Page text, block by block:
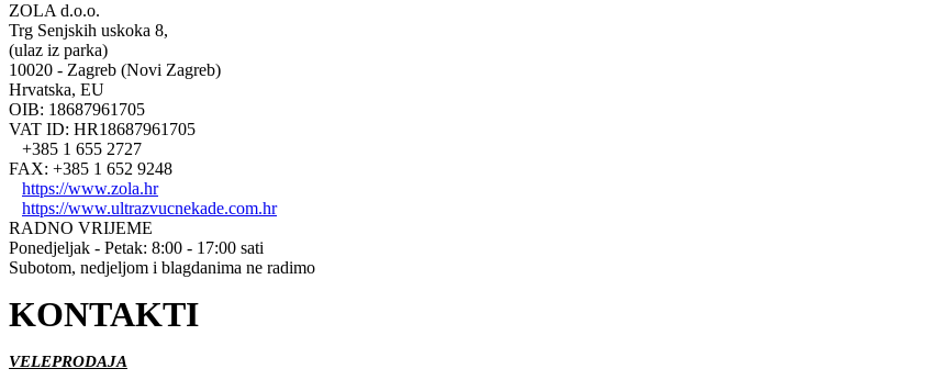
ZOLA d.o.o.
Trg Senjskih uskoka 8,
(ulaz iz parka)
10020 - Zagreb (Novi Zagreb)
Hrvatska, EU
OIB: 18687961705
VAT ID: HR18687961705
+385 1 655 2727
FAX: +385 1 652 9248
https://www.zola.hr
https://www.ultrazvucnekade.com.hr
RADNO VRIJEME
Ponedjeljak - Petak: 8:00 - 17:00 sati
Subotom, nedjeljom i blagdanima ne radimo
KONTAKTI
VELEPRODAJA